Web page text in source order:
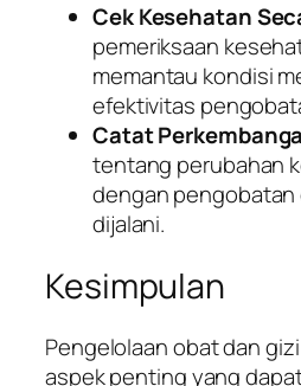
Cek Kesehatan
pemeriksaan
memantau kondisi
efektivitas
Catat
tentang perubahan
dengan pengobatan
dijalani.
Kesimpulan
Pengelolaan obat dan
aspek penting yang